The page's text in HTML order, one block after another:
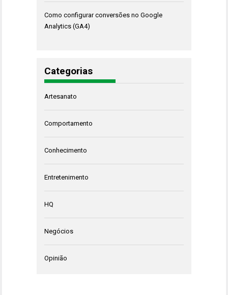
Como configurar conversões no Google
Analytics (GA4)
Categorias
Artesanato
Comportamento
Conhecimento
Entretenimento
HQ
Negócios
Opinião